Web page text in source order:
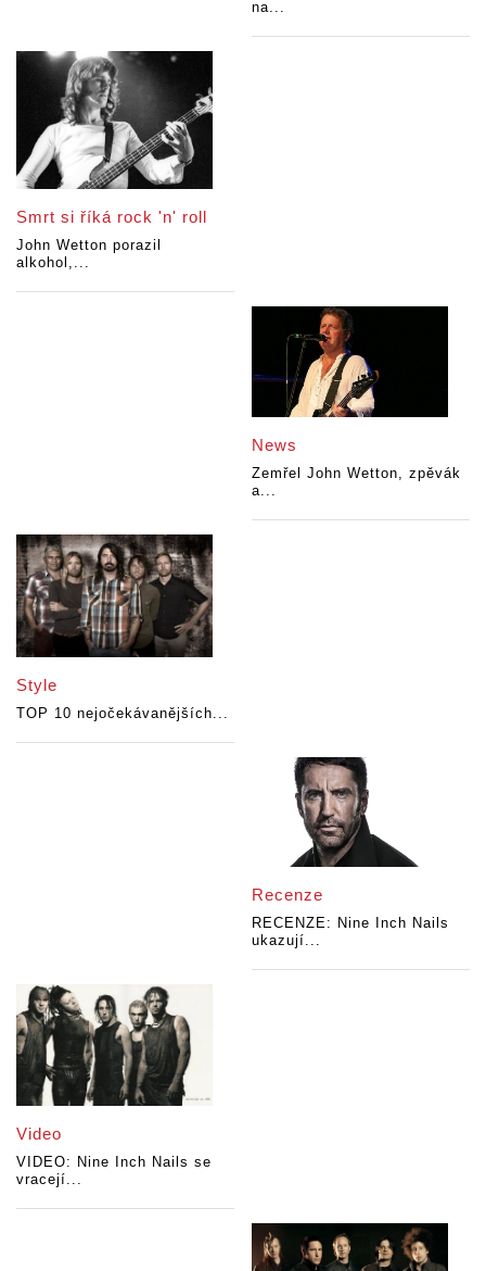
na...
Smrt si říká rock 'n' roll
John Wetton porazil
alkohol,...
News
Zemřel John Wetton, zpěvák
a...
Style
TOP 10 nejočekávanějších...
Recenze
RECENZE: Nine Inch Nails
ukazují...
Video
VIDEO: Nine Inch Nails se
vracejí...